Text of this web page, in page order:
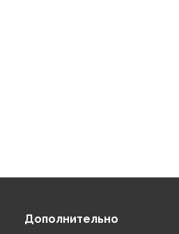
Дополнительно